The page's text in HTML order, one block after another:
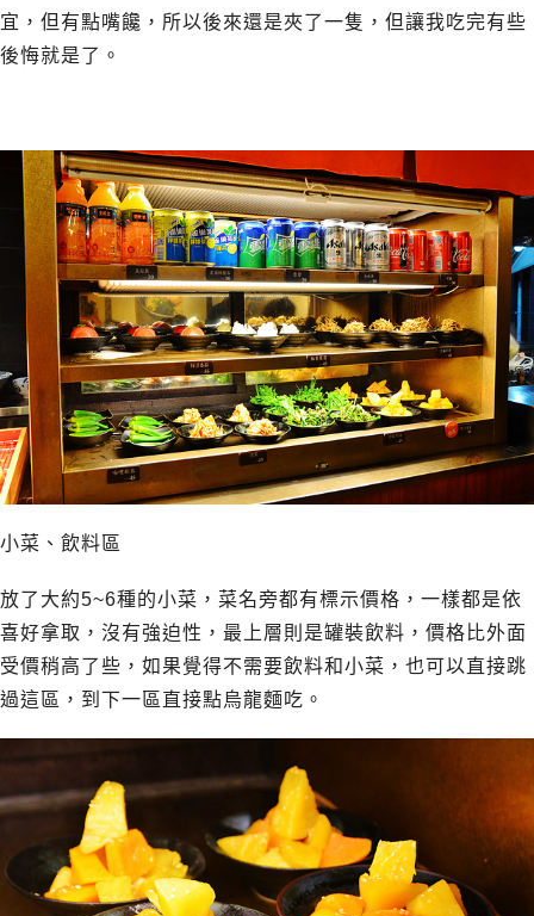
宜，但有點嘴饞，所以後來還是夾了一隻，但讓我吃完有些
後悔就是了。
小菜、飲料區
放了大約5~6種的小菜，菜名旁都有標示價格，一樣都是依
喜好拿取，沒有強迫性，最上層則是罐裝飲料，價格比外面
受價稍高了些，如果覺得不需要飲料和小菜，也可以直接跳
過這區，到下一區直接點烏龍麵吃。